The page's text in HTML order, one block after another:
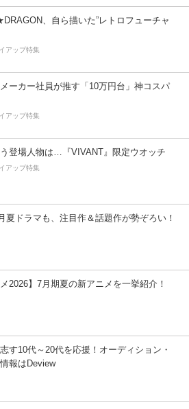
、自ら描いた”レトロフューチャ
アップ特集
メーカー社員が推す「10万円台」神コスパ
アップ特集
登場人物は…『VIVANT』限定ウオッチ
アップ特集
夏ドラマも、注目作＆話題作が勢ぞろい！
メ2026】7月期夏の新アニメを一挙紹介！
す10代～20代を応援！オーディション・
報はDeview